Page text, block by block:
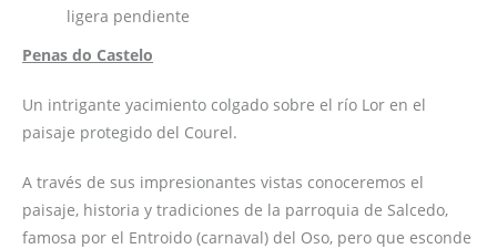
ligera pendiente
Penas do Castelo
Un intrigante yacimiento colgado sobre el río Lor en el
paisaje protegido del Courel.
A través de sus impresionantes vistas conoceremos el
paisaje, historia y tradiciones de la parroquia de Salcedo,
famosa por el Entroido (carnaval) del Oso, pero que esconde